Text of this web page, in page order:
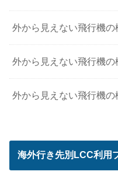
外から見えない飛行機
外から見えない飛行機
外から見えない飛行機
海外行き先別LCC利用